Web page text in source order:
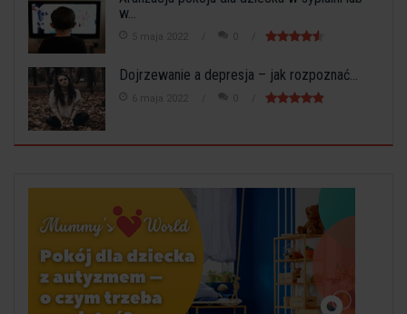
w...
5 maja 2022 0
Dojrzewanie a depresja – jak rozpoznać...
6 maja 2022 0